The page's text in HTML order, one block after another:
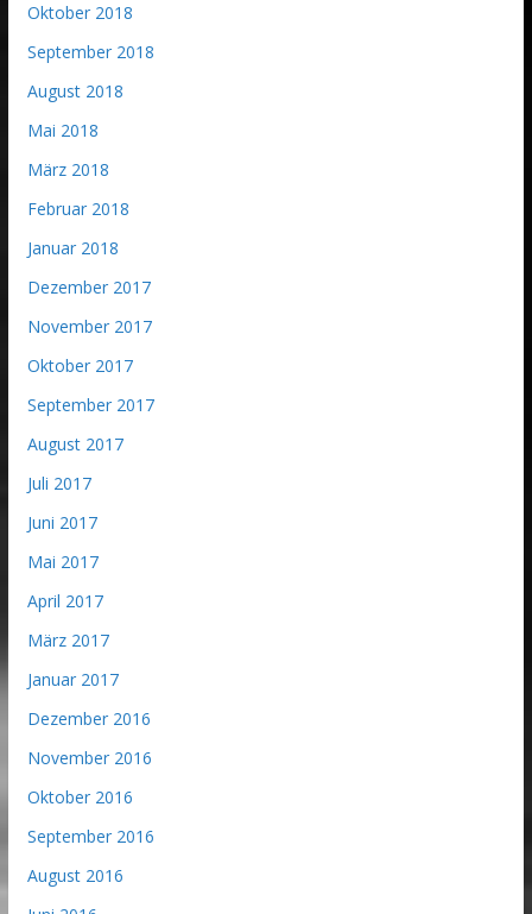
Oktober 2018
September 2018
August 2018
Mai 2018
März 2018
Februar 2018
Januar 2018
Dezember 2017
November 2017
Oktober 2017
September 2017
August 2017
Juli 2017
Juni 2017
Mai 2017
April 2017
März 2017
Januar 2017
Dezember 2016
November 2016
Oktober 2016
September 2016
August 2016